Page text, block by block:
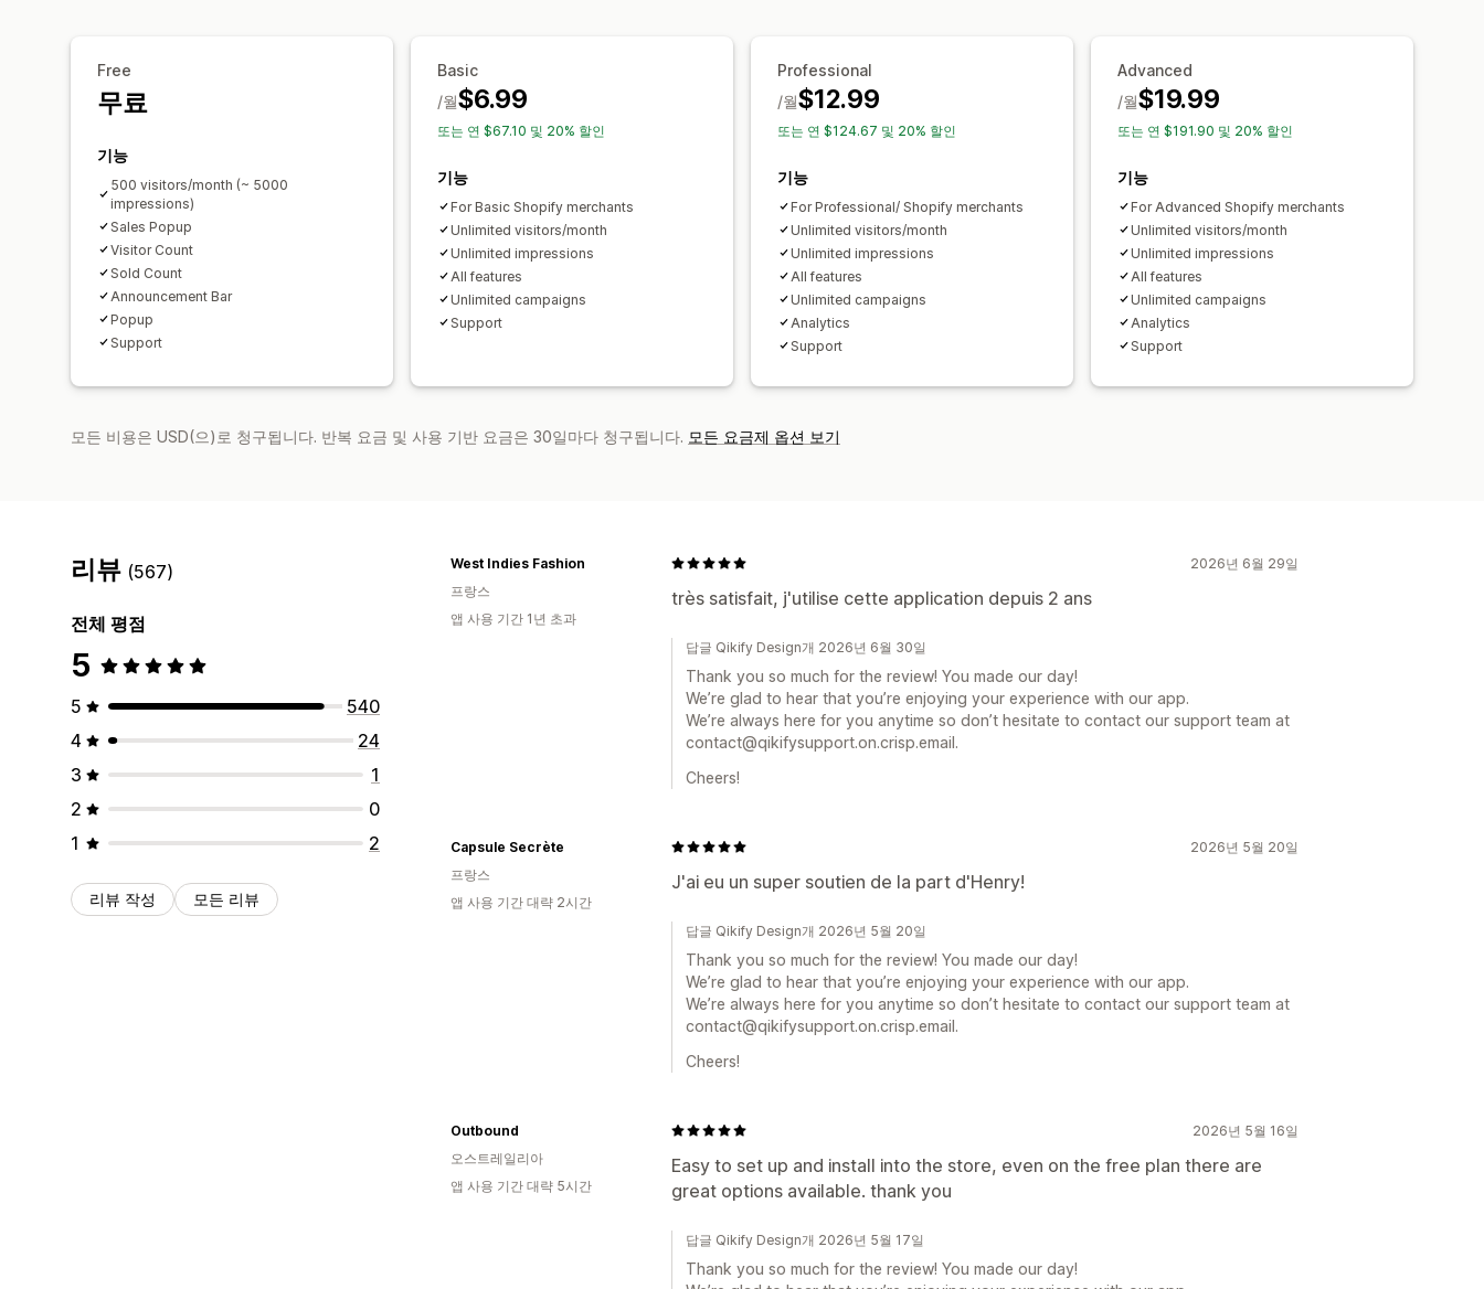
전환 추적
Free
무료
기능
500 visitors/month (~ 5000
impressions)
Sales Popup
Visitor Count
Sold Count
Announcement Bar
Popup
Support
Basic
$6.99
/월
또는 연 $67.10 및 20% 할인
기능
For Basic Shopify merchants
Unlimited visitors/month
Unlimited impressions
All features
Unlimited campaigns
Support
Professional
$12.99
/월
또는 연 $124.67 및 20% 할인
기능
For Professional/ Shopify merchants
Unlimited visitors/month
Unlimited impressions
All features
Unlimited campaigns
Analytics
Support
Advanced
$19.99
/월
또는 연 $191.90 및 20% 할인
기능
For Advanced Shopify merchants
Unlimited visitors/month
Unlimited impressions
All features
Unlimited campaigns
Analytics
Support
모든 비용은 USD(으)로 청구됩니다. 반복 요금 및 사용 기반 요금은 30일마다 청구됩니다. 모든 요금제 옵션 보기
리뷰 (567)
전체 평점
5
5
540
4
24
3
1
2
0
1
2
리뷰 작성 모든 리뷰
2026년 6월 29일
très satisfait, j'utilise cette application depuis 2 ans
West Indies Fashion
프랑스
앱 사용 기간 1년 초과
답글 Qikify Design개 2026년 6월 30일
Thank you so much for the review! You made our day!
We’re glad to hear that you’re enjoying your experience with our app.
We’re always here for you anytime so don’t hesitate to contact our support team at
contact@qikifysupport.on.crisp.email.
Cheers!
2026년 5월 20일
J'ai eu un super soutien de la part d'Henry!
Capsule Secrète
프랑스
앱 사용 기간 대략 2시간
답글 Qikify Design개 2026년 5월 20일
Thank you so much for the review! You made our day!
We’re glad to hear that you’re enjoying your experience with our app.
We’re always here for you anytime so don’t hesitate to contact our support team at
contact@qikifysupport.on.crisp.email.
Cheers!
2026년 5월 16일
Easy to set up and install into the store, even on the free plan there are
great options available. thank you
Outbound
오스트레일리아
앱 사용 기간 대략 5시간
답글 Qikify Design개 2026년 5월 17일
Thank you so much for the review! You made our day!